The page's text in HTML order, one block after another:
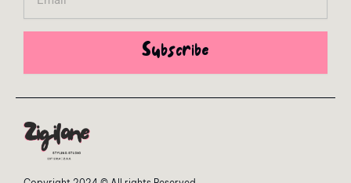
Subscribe